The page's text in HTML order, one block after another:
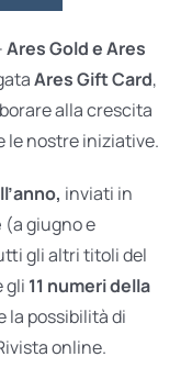
Ares Gold e Ares
Ares Gift Card,
alla crescita
le nostre iniziative.
inviati in
(a giugno e
gli altri titoli del
gli 11 numeri della
la possibilità di
online.